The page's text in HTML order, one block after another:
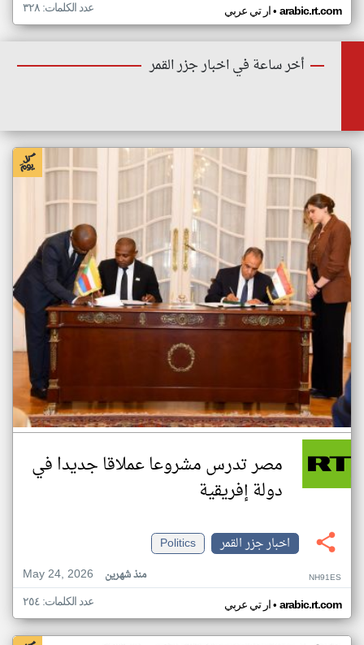
ار تي عربي• arabic.rt.com عدد الكلمات: ٣٢٨
أخر ساعة في اخبار جزر القمر
مصر تدرس مشروعا عملاقا جديدا في
دولة إفريقية
اخبار جزر القمر
Politics
May 24, 2026
منذ شهرين NH91ES
ار تي عربي• arabic.rt.com عدد الكلمات: ٢٥٤